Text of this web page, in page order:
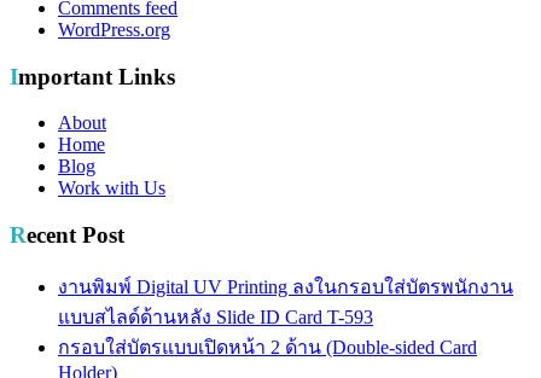
Comments feed
WordPress.org
Important Links
About
Home
Blog
Work with Us
Recent Post
งานพิมพ์ Digital UV Printing ลงในกรอบใส่บัตรพนักงาน
แบบสไลด์ด้านหลัง Slide ID Card T-593
กรอบใส่บัตรแบบเปิดหน้า 2 ด้าน (Double-sided Card
Holder)